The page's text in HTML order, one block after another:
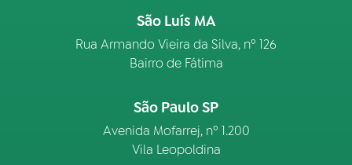
São Luís MA
Rua Armando Vieira da Silva, nº 126
Bairro de Fátima
São Paulo SP
Avenida Mofarrej, nº 1.200
Vila Leopoldina